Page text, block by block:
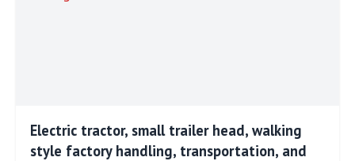
Electric tractor, small trailer head, walking
style factory handling, transportation, and